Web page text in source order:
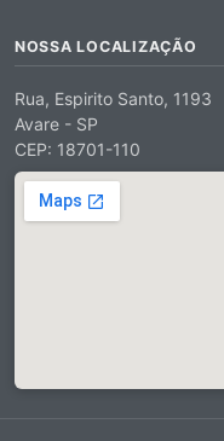
NOSSA LOCALIZAÇÃO
Rua, Espirito Santo, 1193
Avare - SP
CEP: 18701-110